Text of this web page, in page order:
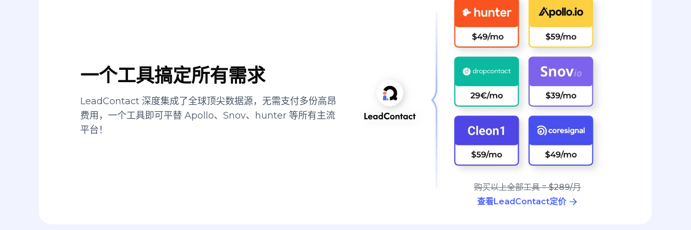
一个工具搞定所有需求
LeadContact 深度集成了全球顶尖数据源，无需支付多份高昂
费用，一个工具即可平替 Apollo、Snov、hunter 等所有主流
平台！
购买以上全部工具 = $289/月
查看LeadContact定价